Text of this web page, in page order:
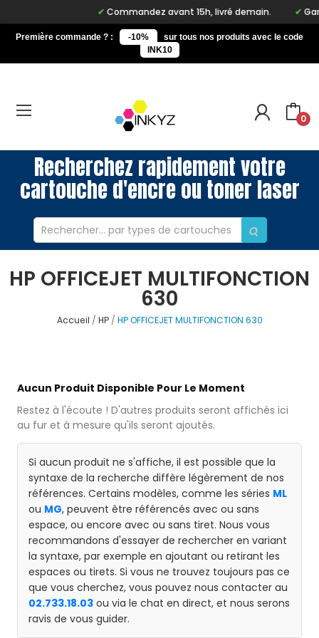
Commandez avant 15h, livré demain.
Première commande ? : -10%
sur tous nos produits avec le code
INK10
0
Recherchez rapidement votre
cartouche d'encre ou toner laser
HP OFFICEJET MULTIFONCTION
630
Accueil HP HP OFFICEJET MULTIFONCTION 630
Aucun Produit Disponible Pour Le Moment
Restez à l'écoute ! D'autres produits seront affichés ici
au fur et à mesure qu'ils seront ajoutés.
Si aucun produit ne s'affiche, il est possible que la
syntaxe de la recherche diffère légèrement de nos
références. Certains modèles, comme les séries ML
ou MG, peuvent être référencés avec ou sans
espace, ou encore avec ou sans tiret. Nous vous
recommandons d'essayer de rechercher en variant
la syntaxe, par exemple en ajoutant ou retirant les
espaces ou tirets. Si vous ne trouvez toujours pas ce
que vous cherchez, vous pouvez nous contacter au
02.733.18.03 ou via le chat en direct, et nous serons
ravis de vous guider.